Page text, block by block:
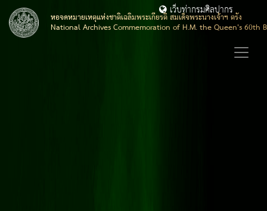
หอจดหมายเหตุแห่งชาติเฉลิมพระเกียรติ สมเด็จพระนางเจ้าฯ ตรัง
National Archives Commemoration of H.M. the Queen's 60th
เว็บท่ากรมศิลปากร